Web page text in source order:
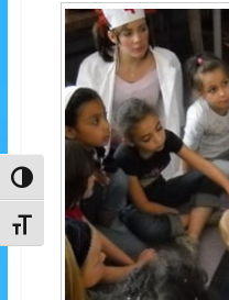
Passer en contraste élevé
Changer la taille de la police